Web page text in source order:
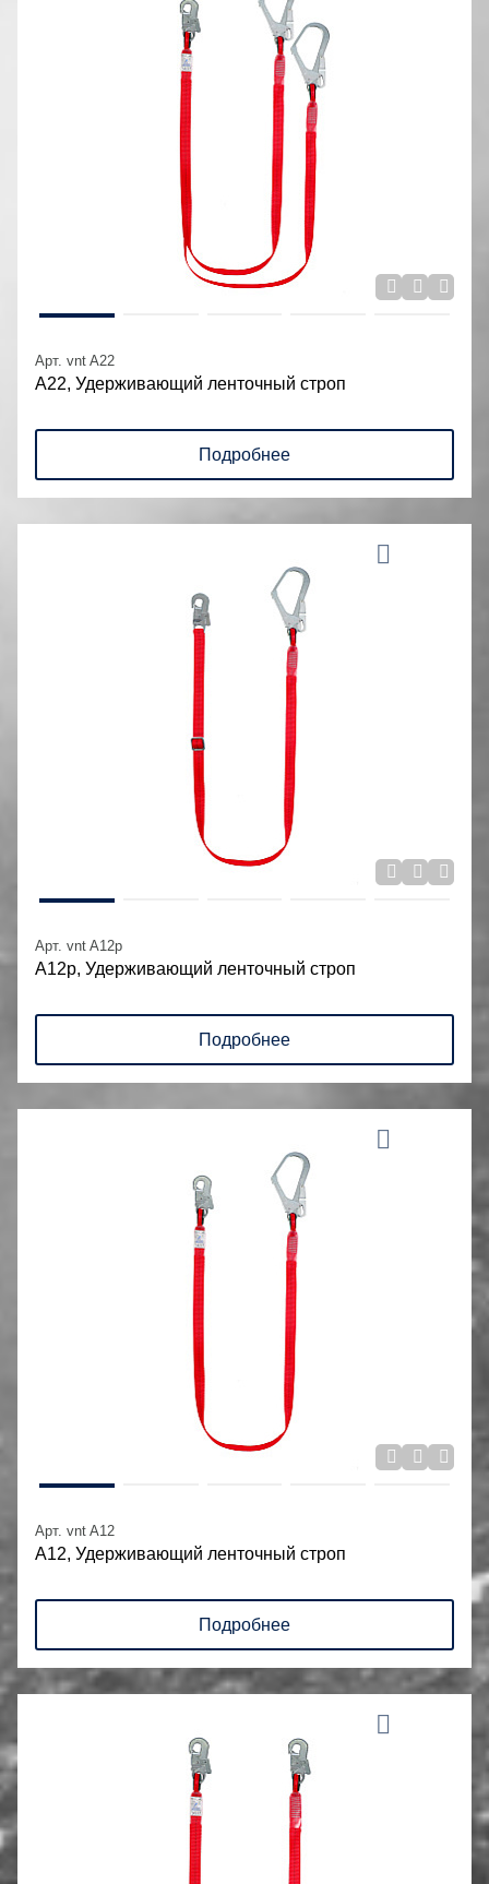
Арт. vnt A22
А22, Удерживающий ленточный строп
Подробнее
Арт. vnt A12p
А12р, Удерживающий ленточный строп
Подробнее
Арт. vnt A12
А12, Удерживающий ленточный строп
Подробнее